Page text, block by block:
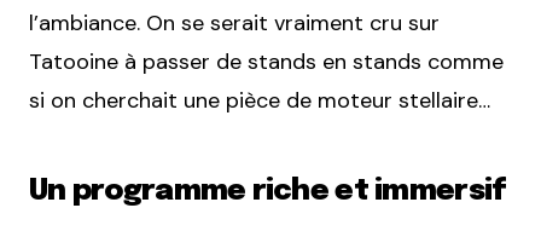
l’ambiance. On se serait vraiment cru sur
Tatooine à passer de stands en stands comme
si on cherchait une pièce de moteur stellaire…
Un programme riche et immersif